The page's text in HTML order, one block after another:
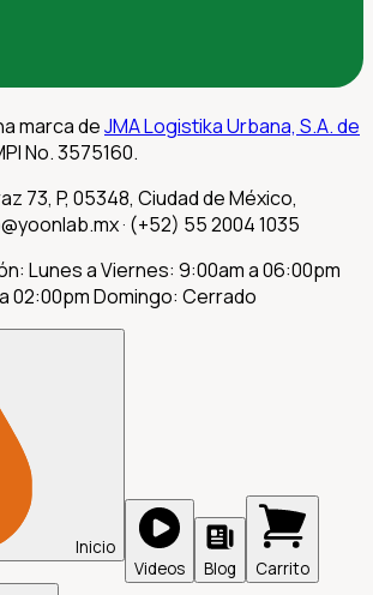
marca deJMA Logistika Urbana, S.A. de
No. 3575160.
73, P, 05348, Ciudad de México,
· (+52) 55 2004 1035
: Lunes a Viernes: 9:00am a 06:00pm
02:00pm Domingo: Cerrado
Inicio
Videos
Blog Carrito